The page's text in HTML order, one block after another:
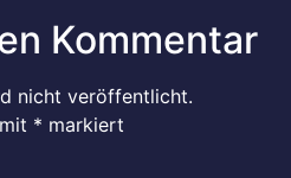
Kommentar
nicht veröffentlicht.
* markiert